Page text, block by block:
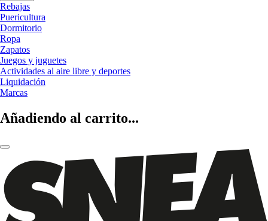
Rebajas
Puericultura
Dormitorio
Ropa
Zapatos
Juegos y juguetes
Actividades al aire libre y deportes
Liquidación
Marcas
Añadiendo al carrito...